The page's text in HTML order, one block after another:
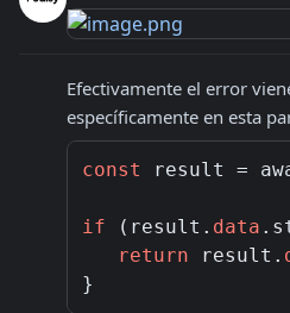
Efectivamente el error
específicamente en esta
const result =
if (result. data
return result.